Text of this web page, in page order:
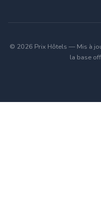
© 2026 Prix Hôtels — Mis à
la base